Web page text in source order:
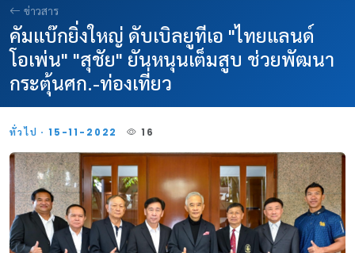
ข่าวสาร
คัมแบ๊กยิ่งใหญ่ ดับเบิลยูทีเอ "ไทยแลนด์
โอเพ่น" "สุชัย" ยันหนุนเต็มสูบ ช่วยพัฒนา
กระตุ้นศก.-ท่องเที่ยว
ทั่วไป · 15-11-2022 16